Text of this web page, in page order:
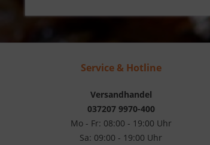
Service & Hotline
Versandhandel
037207 9970-400
Mo - Fr: 08:00 - 19:00 Uhr
Sa: 09:00 - 19:00 Uhr